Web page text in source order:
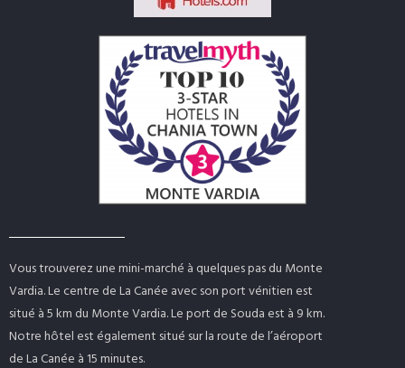
Vous trouverez une mini-marché à quelques pas du Monte
Vardia. Le centre de La Canée avec son port vénitien est
situé à 5 km du Monte Vardia. Le port de Souda est à 9 km.
Notre hôtel est également situé sur la route de l’aéroport
de La Canée à 15 minutes.